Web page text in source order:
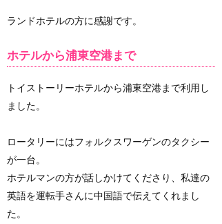
ランドホテルの方に感謝です。
ホテルから浦東空港まで
トイストーリーホテルから浦東空港まで利用し
ました。
ロータリーにはフォルクスワーゲンのタクシー
が一台。
ホテルマンの方が話しかけてくださり、私達の
英語を運転手さんに中国語で伝えてくれまし
た。